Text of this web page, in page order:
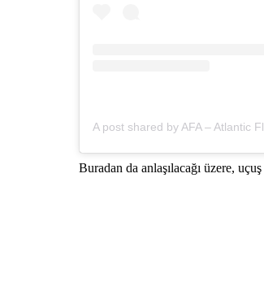
A post shared by AFA – Atlantic
Buradan da anlaşılacağı üzere,